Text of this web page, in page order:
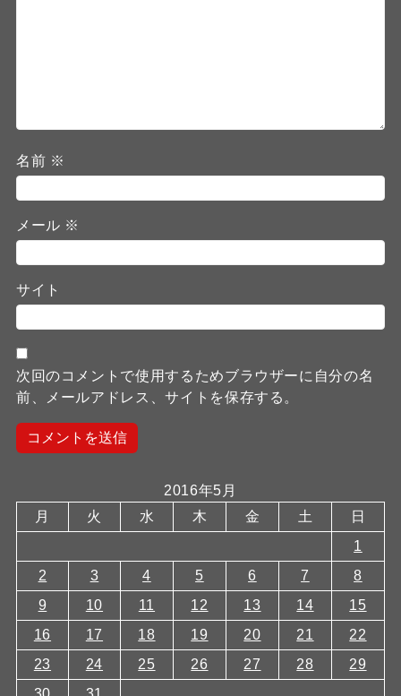
名前 ※
メール ※
サイト
次回のコメントで使用するためブラウザーに自分の名
前、メールアドレス、サイトを保存する。
2016年5月
月
火 水 木 金 土
日
1
2
3 4 5 6 7
8
9
10 11 12 13 14
15
16
17 18 19 20 21
22
23
24 25 26 27 28
29